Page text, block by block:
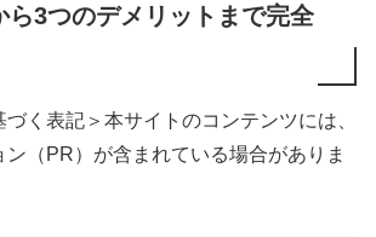
ら3つのデメリットまで完全
づく表記＞本サイトのコンテンツには、
（PR）が含まれている場合がありま